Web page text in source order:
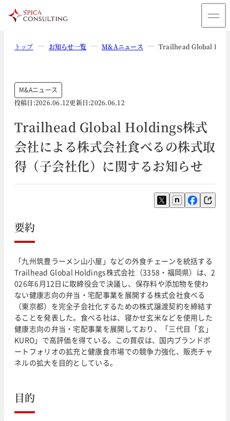
トップ お知らせ一覧 M&Aニュース Trailhead Global
M&Aニュース
投稿日:2026.06.12更新日:2026.06.12
Trailhead Global Holdings株式
会社による株式会社食べるの株式取
得（子会社化）に関するお知らせ
要約
「九州筑豊ラーメン山小屋」などの外食チェーンを統括する
Trailhead Global Holdings株式会社（3358・福岡県）は、2
026年6月12日に取締役会で決議し、保存料や添加物を使わ
ない健康志向の弁当・宅配事業を展開する株式会社食べる
（東京都）を完全子会社化するための株式譲渡契約を締結す
ることを発表した。食べる社は、寝かせ玄米などを使用した
健康志向の弁当・宅配事業を展開しており、「三代目「玄」
KURO」で高評価を得ている。この買収は、国内ブランドポ
ートフォリオの拡充と健康食市場での競争力強化、販売チャ
ネルの拡大を目的としている。
目的